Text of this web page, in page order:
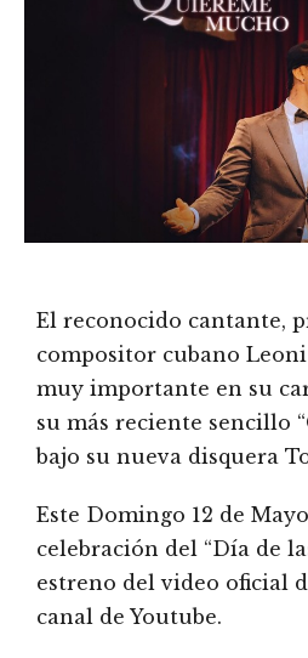
El reconocido cantante,
compositor cubano
muy importante en su
su más reciente sencillo
bajo su nueva disquera
Este Domingo 12 de
celebración del “Día de
estreno del video oficial
canal de Youtube.